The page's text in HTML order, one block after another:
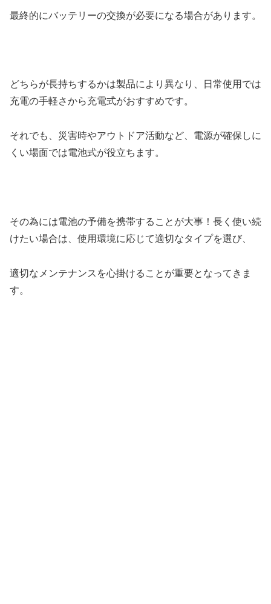
最終的にバッテリーの交換が必要になる場合があります。
どちらが長持ちするかは製品により異なり、日常使用では
充電の手軽さから充電式がおすすめです。
それでも、災害時やアウトドア活動など、電源が確保しに
くい場面では電池式が役立ちます。
その為には電池の予備を携帯することが大事！長く使い続
けたい場合は、使用環境に応じて適切なタイプを選び、
適切なメンテナンスを心掛けることが重要となってきま
す。